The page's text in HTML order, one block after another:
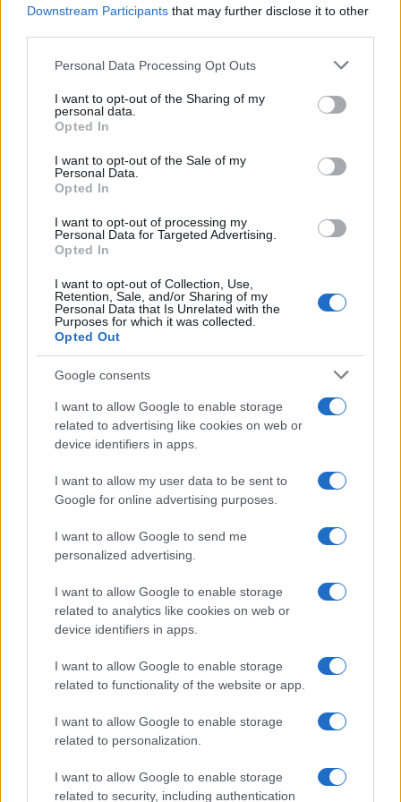
Downstream Participants that may further disclose it to other
Please note that this website/app uses one or more Google
not limited to your visit or usage behaviour. You may click to
grant or deny consent to Google and its third-party tags to
use your data for below specified purposes in below Google
consent section.
Personal Data Processing Opt Outs
I want to opt-out of the Sharing of my
personal data.
Opted In
I want to opt-out of the Sale of my
Personal Data.
Opted In
I want to opt-out of processing my
Personal Data for Targeted Advertising.
Opted In
I want to opt-out of Collection, Use,
Retention, Sale, and/or Sharing of my
Personal Data that Is Unrelated with the
Purposes for which it was collected.
Opted Out
Google consents
I want to allow Google to enable storage
related to advertising like cookies on web or
device identifiers in apps.
I want to allow my user data to be sent to
Google for online advertising purposes.
I want to allow Google to send me
personalized advertising.
I want to allow Google to enable storage
related to analytics like cookies on web or
device identifiers in apps.
I want to allow Google to enable storage
related to functionality of the website or app.
I want to allow Google to enable storage
related to personalization.
I want to allow Google to enable storage
related to security, including authentication
Ειδική άδεια μητρότητας: Οι αλλαγές για
29/07/2026 - 09:26
Τι ισχύει με το επίδομα αδείας 2026
17/07/2026 - 08:15
ΡΟΗ ΕΙΔΗΣΕΩΝ ΠΑΙΔΕΙΑ ΕΙΔΗΣΕΙΣ Η ΠΑΙΔΕΙΑ